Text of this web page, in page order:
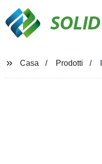
SOLID
Casa Prodotti